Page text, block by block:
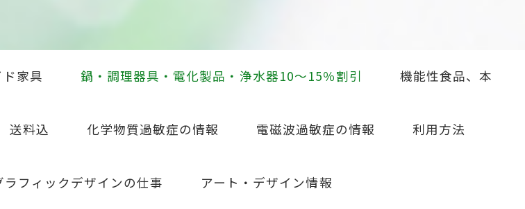
家具 鍋・調理器具・電化製品・浄水器10～15％割引 機能性食品、本
送料込 化学物質過敏症の情報 電磁波過敏症の情報 利用方法
ラフィックデザインの仕事 アート・デザイン情報